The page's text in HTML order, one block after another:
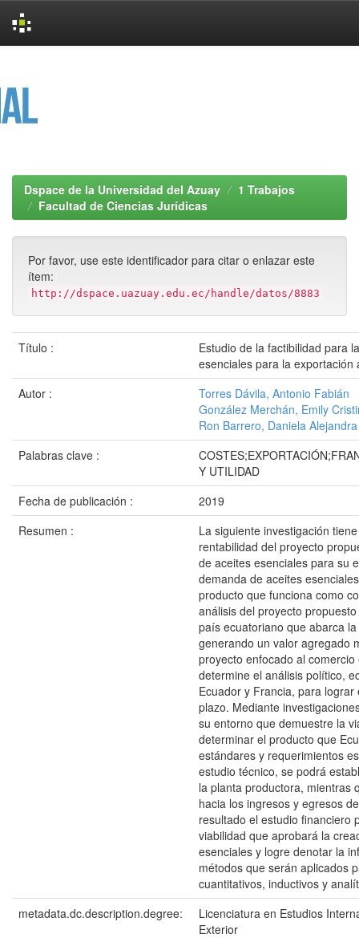
Dspace de la Universidad del Azuay
1 Trabajos
Facultad de Ciencias Jurídicas
Por favor, use este identificador para citar o enlazar este
ítem:
http://dspace.uazuay.edu.ec/handle/datos/8883
Título :
Estudio de la factibilidad para
esenciales para la
Autor :
Torres Dávila, Antonio Fabián
González Merchán, Emily
Ron Barrero, Daniela Alejandra
Palabras clave :
Y UTILIDAD
Fecha de publicación :
2019
Resumen :
La siguiente investigación
rentabilidad del proyecto
de aceites esenciales para su
demanda de aceites
producto que funciona como
análisis del proyecto
país ecuatoriano que abarca
generando un valor agregado
proyecto enfocado al
determine el análisis político,
Ecuador y Francia, para
plazo. Mediante
su entorno que demuestre la
determinar el producto que
estándares y requerimientos
estudio técnico, se podrá
la planta productora, mientras
hacia los ingresos y egresos
resultado el estudio financiero
viabilidad que aprobará la
esenciales y logre denotar la
métodos que serán aplicados
cuantitativos, inductivos y
metadata.dc.description.degree:
Licenciatura en Estudios
Exterior